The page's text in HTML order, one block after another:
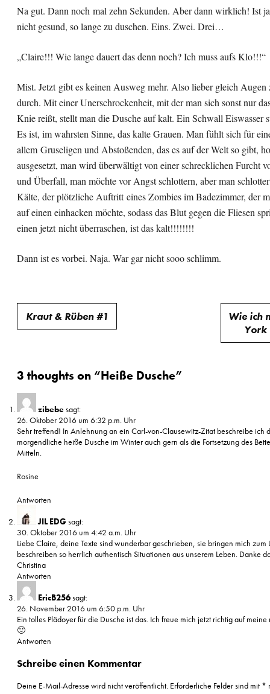
Na gut. Dann noch mal zehn Sekunden. Aber dann wirklich! Ist
nicht gesund, so lange zu duschen. Eins. Zwei. Drei…
„Claire!!! Wie lange dauert das denn noch? Ich muss aufs Klo!!!“
Mist. Jetzt gibt es keinen Ausweg mehr. Also lieber gleich Augen
durch. Mit einer Unerschrockenheit, mit der man sich sonst nur
Knie reißt, stellt man die Dusche auf kalt. Ein Schwall Eiswasser
Es ist, im wahrsten Sinne, das kalte Grauen. Man fühlt sich für
allem Gruseligen und Abstoßenden, das es auf der Welt so gibt,
ausgesetzt, man wird überwältigt von einer schrecklichen Furcht
und Überfall, man möchte vor Angst schlottern, aber man
Kälte, der plötzliche Auftritt eines Zombies im Badezimmer, der
auf einen einhacken möchte, sodass das Blut gegen die Fliesen
einen jetzt nicht überraschen, ist das kalt!!!!!!!!
Dann ist es vorbei. Naja. War gar nicht sooo schlimm.
Beitragsnavigation
Kraut & Rüben #1
Wie ich
York
3 thoughts on “Heiße Dusche”
zibebesagt:
26. Oktober 2016 um 6:32 p.m. Uhr
Sehr treffend! In Anlehnung an ein Carl-von-Clausewitz-Zitat beschreibe ich
morgendliche heiße Dusche im Winter auch gern als die Fortsetzung des
Mitteln.
Rosine
Antworten
JIL EDGsagt:
30. Oktober 2016 um 4:42 a.m. Uhr
Liebe Claire, deine Texte sind wunderbar geschrieben, sie bringen mich zum
beschreiben so herrlich authentisch Situationen aus unserem Leben. Danke
Christina
Antworten
EricB256sagt:
26. November 2016 um 6:50 p.m. Uhr
Ein tolles Plädoyer für die Dusche ist das. Ich freue mich jetzt richtig auf
🙂
Antworten
Schreibe einen Kommentar
Deine E-Mail-Adresse wird nicht veröffentlicht. Erforderliche Felder sind mit *